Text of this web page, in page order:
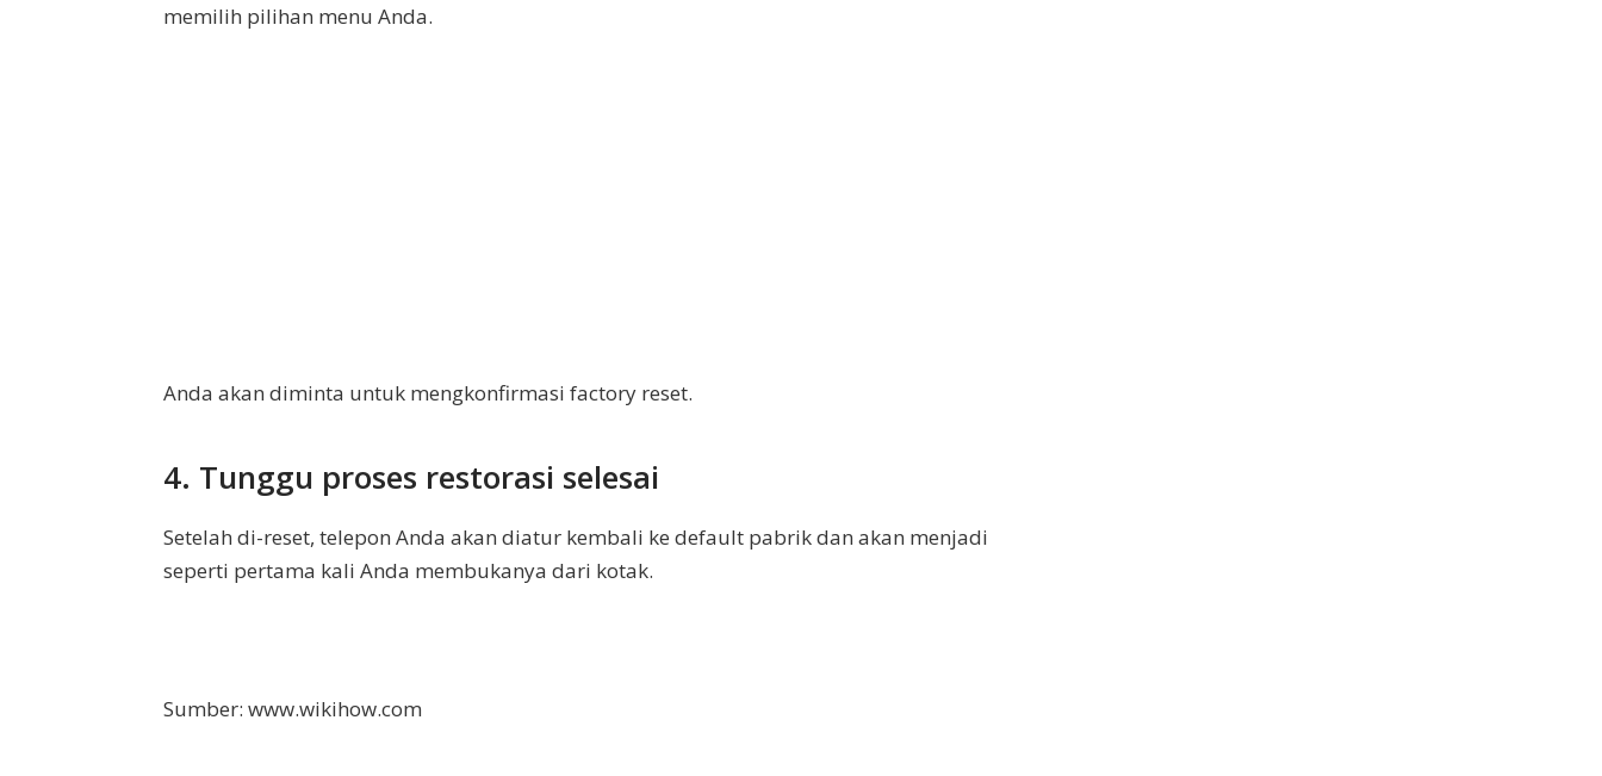
memilih pilihan menu Anda.
Anda akan diminta untuk mengkonfirmasi factory reset.
4. Tunggu proses restorasi selesai
Setelah di-reset, telepon Anda akan diatur kembali ke default pabrik dan akan menjadi
seperti pertama kali Anda membukanya dari kotak.
Sumber: www.wikihow.com